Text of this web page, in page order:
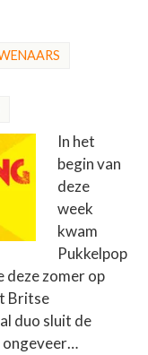
In het
begin van
deze
week
kwam
Pukkelpop
deze zomer op
Britse
duo sluit de
ongeveer…